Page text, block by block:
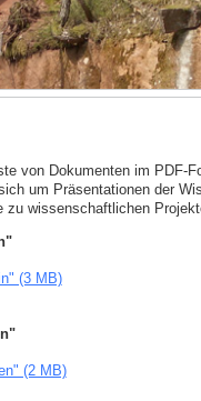
von Dokumenten im PDF-
um Präsentationen der
zu wissenschaftlichen
(3 MB)
(2 MB)